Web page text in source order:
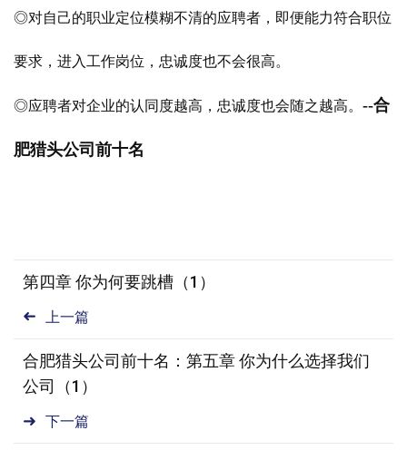
◎对自己的职业定位模糊不清的应聘者，即便能力符合职位
要求，进入工作岗位，忠诚度也不会很高。
◎应聘者对企业的认同度越高，忠诚度也会随之越高。 --合
肥猎头公司前十名
上一篇
第四章 你为何要跳槽（1）
下一篇
合肥猎头公司前十名：第五章 你为什么选择我们
公司（1）